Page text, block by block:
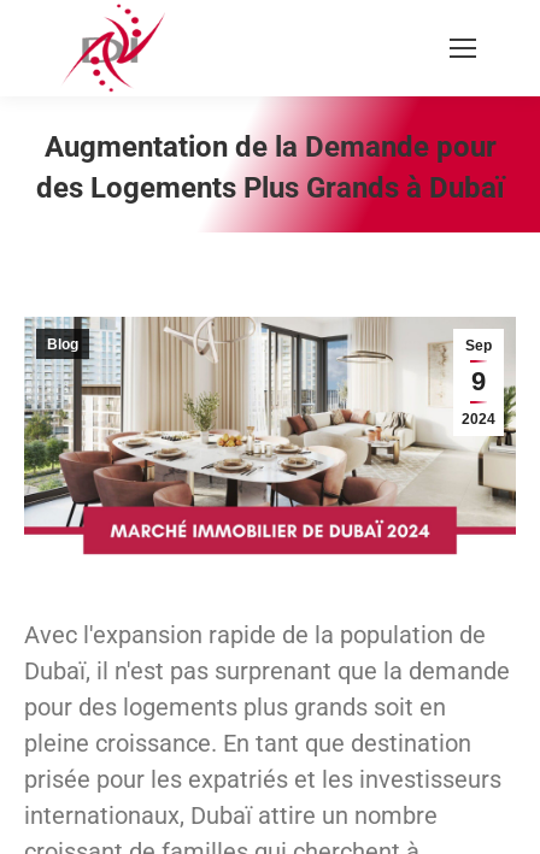
Recherche
:
Augmentation de la Demande pour
des Logements Plus Grands à Dubaï
Vous êtes ici :
Sep
9
2024
Blog
Avec l'expansion rapide de la population de
Dubaï, il n'est pas surprenant que la demande
pour des logements plus grands soit en
pleine croissance. En tant que destination
prisée pour les expatriés et les investisseurs
internationaux, Dubaï attire un nombre